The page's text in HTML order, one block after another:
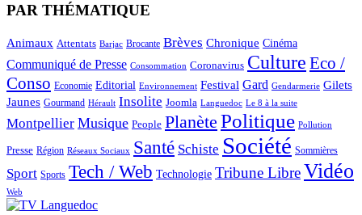
PAR THÉMATIQUE
Animaux Attentats Barjac Brocante Brèves Chronique Cinéma
Communiqué de Presse Consommation Coronavirus Culture Eco /
Conso Economie Editorial Environnement Festival Gard Gendarmerie Gilets
Jaunes Gourmand Hérault Insolite Joomla Languedoc Le 8 à la suite
Montpellier Musique People Planète Politique Pollution
Presse Région Réseaux Sociaux Santé Schiste Société Sommières
Sport Sports Tech / Web Technologie Tribune LibreVidéo
Web